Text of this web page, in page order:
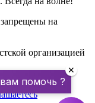
на
организацией
сайта.
помочь ?
✕